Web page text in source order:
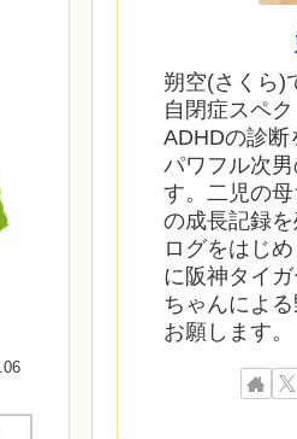
朔空(さくら)
自閉症スペク
ADHDの診断
パワフル次
す。二児の
の成長記録
ログをはじ
に阪神タイ
ちゃんによ
お願します。